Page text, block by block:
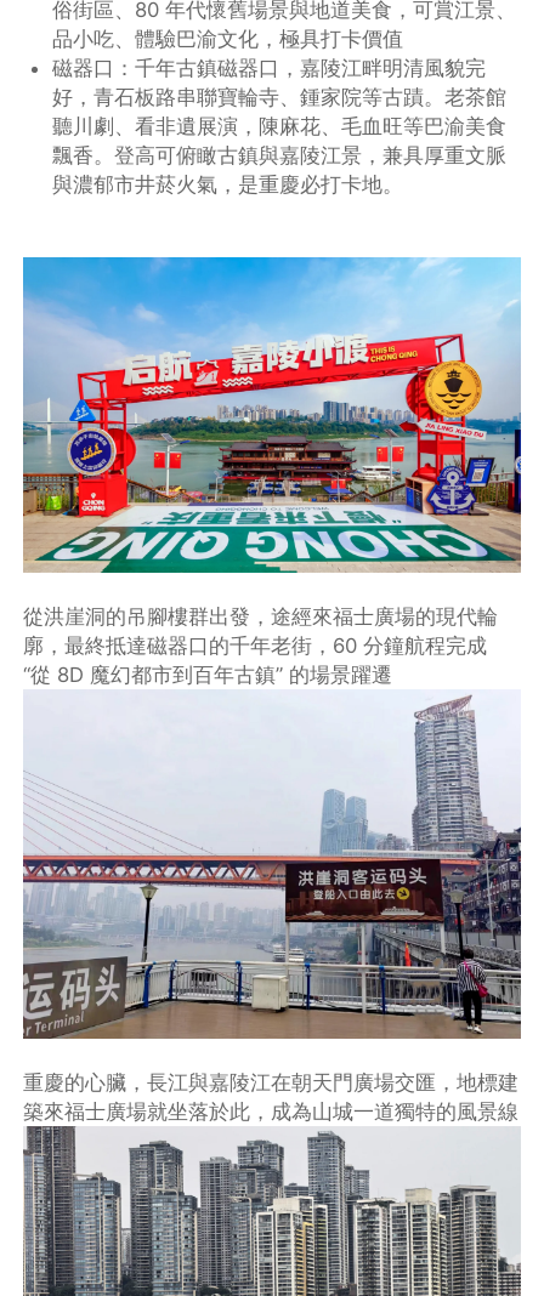
俗街區、80 年代懷舊場景與地道美食，可賞江景、
品小吃、體驗巴渝文化，極具打卡價值
磁器口：千年古鎮磁器口，嘉陵江畔明清風貌完
好，青石板路串聯寶輪寺、鍾家院等古蹟。老茶館
聽川劇、看非遺展演，陳麻花、毛血旺等巴渝美食
飄香。登高可俯瞰古鎮與嘉陵江景，兼具厚重文脈
與濃郁市井菸火氣，是重慶必打卡地。
從洪崖洞的吊腳樓群出發，途經來福士廣場的現代輪
廓，最終抵達磁器口的千年老街，60 分鐘航程完成
“從 8D 魔幻都市到百年古鎮” 的場景躍遷
重慶的心臟，長江與嘉陵江在朝天門廣場交匯，地標建
築來福士廣場就坐落於此，成為山城一道獨特的風景線